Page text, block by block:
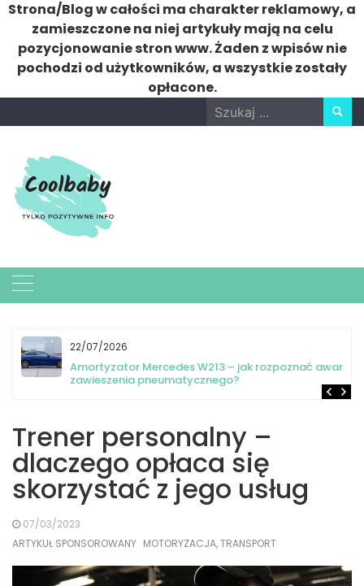
Strona/Blog w całości ma charakter reklamowy, a
zamieszczone na niej artykuły mają na celu
pozycjonowanie stron www. Żaden z wpisów nie
pochodzi od użytkowników, a wszystkie zostały
opłacone.
to
Search
for:
22/07/2026
Amortyzator Mercedes W213 – jak rozpoznać awarię
zawieszenia pneumatycznego?
Trener personalny –
dlaczego opłaca się
skorzystać z jego usług
07/03/2023
ARTYKUŁ SPONSOROWANY MOTORYZACJA, TRANSPORT